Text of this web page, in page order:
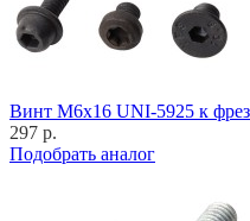
Винт M6x16 UNI-5925 к
297 р.
Подобрать аналог